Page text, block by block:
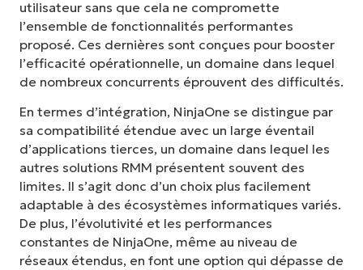
utilisateur sans que cela ne compromette
l’ensemble de fonctionnalités performantes
proposé. Ces dernières sont conçues pour booster
l’efficacité opérationnelle, un domaine dans lequel
de nombreux concurrents éprouvent des difficultés.
En termes d’intégration, NinjaOne se distingue par
sa compatibilité étendue avec un large éventail
d’applications tierces, un domaine dans lequel les
autres solutions RMM présentent souvent des
limites. Il s’agit donc d’un choix plus facilement
adaptable à des écosystèmes informatiques variés.
De plus, l’évolutivité et les performances
constantes de NinjaOne, même au niveau de
réseaux étendus, en font une option qui dépasse de